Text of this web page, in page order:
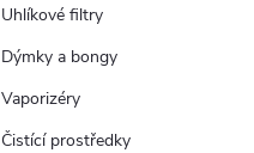
Uhlíkové filtry
Dýmky a bongy
Vaporizéry
Čistící prostředky